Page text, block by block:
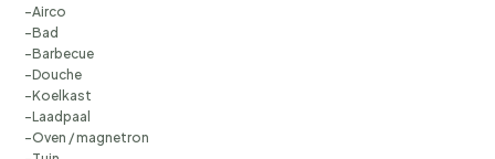
Airco
Bad
Barbecue
Douche
Koelkast
Laadpaal
Oven / magnetron